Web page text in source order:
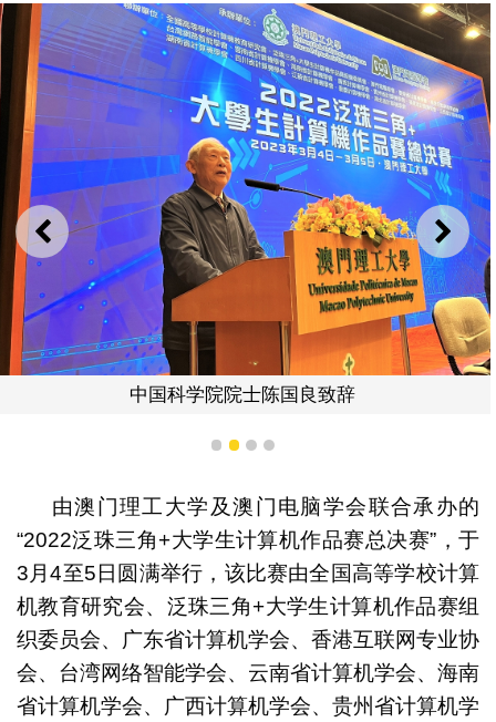
上一则 下一
中国科学院院士陈国良致辞
1 2 3 4
由澳门理工大学及澳门电脑学会联合承办的
“2022泛珠三角+大学生计算机作品赛总决赛”，于
3月4至5日圆满举行，该比赛由全国高等学校计算
机教育研究会、泛珠三角+大学生计算机作品赛组
织委员会、广东省计算机学会、香港互联网专业协
会、台湾网络智能学会、云南省计算机学会、海南
省计算机学会、广西计算机学会、贵州省计算机学